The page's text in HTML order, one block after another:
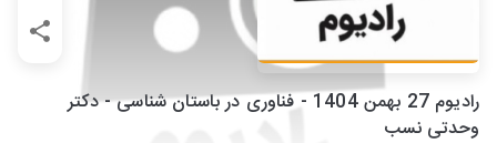
رادیوم 27 بهمن 1404 - فناوری در باستان شناسی - دکتر
وحدتی نسب